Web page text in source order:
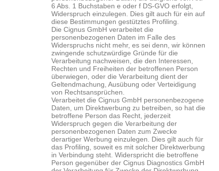
6 Abs. 1 Buchstaben e oder f DS-GVO erfolgt,
Widerspruch einzulegen. Dies gilt auch für ein auf
diese Bestimmungen gestütztes Profiling.
Die Cignus GmbH verarbeitet die
personenbezogenen Daten im Falle des
Widerspruchs nicht mehr, es sei denn, wir können
zwingende schutzwürdige Gründe für die
Verarbeitung nachweisen, die den Interessen,
Rechten und Freiheiten der betroffenen Person
überwiegen, oder die Verarbeitung dient der
Geltendmachung, Ausübung oder Verteidigung
von Rechtsansprüchen.
Verarbeitet die Cignus GmbH personenbezogene
Daten, um Direktwerbung zu betreiben, so hat die
betroffene Person das Recht, jederzeit
Widerspruch gegen die Verarbeitung der
personenbezogenen Daten zum Zwecke
derartiger Werbung einzulegen. Dies gilt auch für
das Profiling, soweit es mit solcher Direktwerbung
in Verbindung steht. Widerspricht die betroffene
Person gegenüber der Cignus Diagnostics GmbH